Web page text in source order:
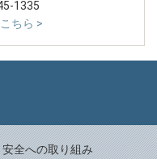
1335
ちら >
安全への取り組み
Back to top